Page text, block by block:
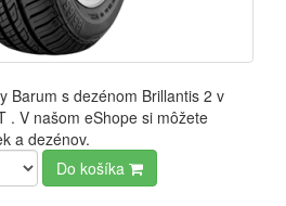
Barum s dezénom Brillantis 2 v
. V našom eShope si môžete
a dezénov.
Do košíka